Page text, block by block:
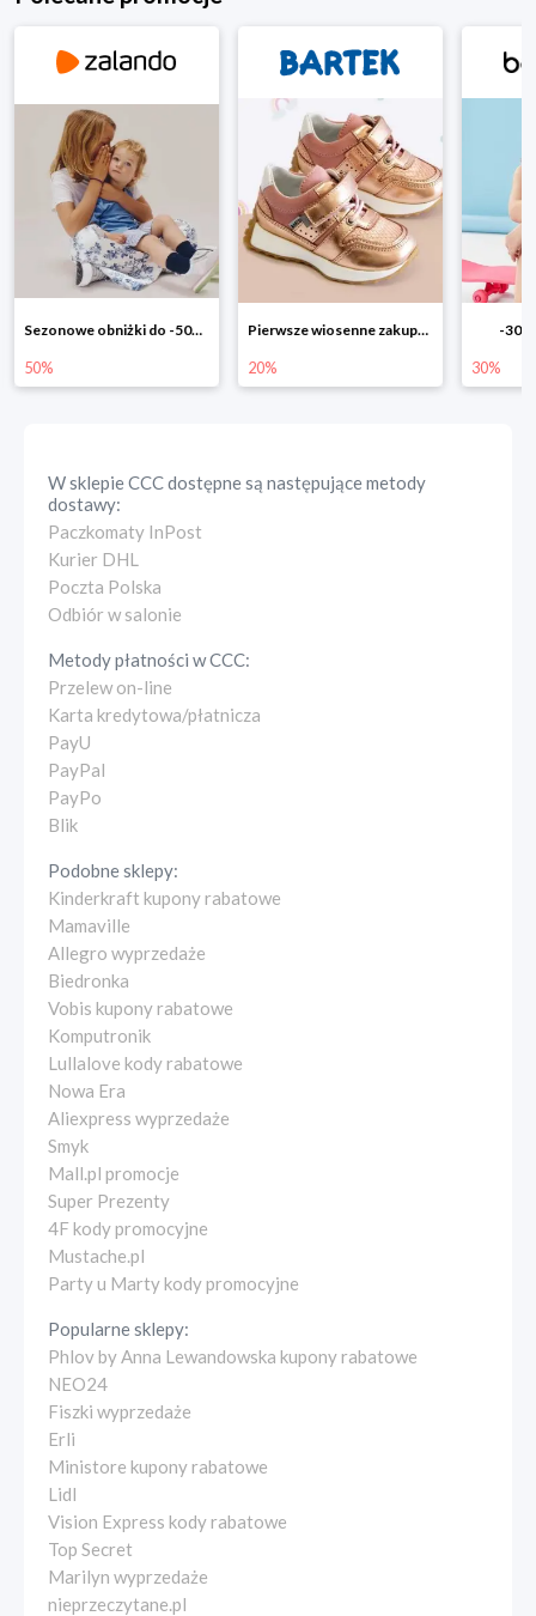
Pierwsze wiosenne zakupy -20%
20%
-30% na wszystko!!
30%
-40%
40%
W sklepieCCCdostępne są następujące metody
dostawy:
Paczkomaty InPost
Kurier DHL
Poczta Polska
Odbiór w salonie
Metody płatności wCCC:
Przelew on-line
Karta kredytowa/płatnicza
PayU
PayPal
PayPo
Blik
Podobne sklepy:
Kinderkraft kupony rabatowe
Mamaville
Allegro wyprzedaże
Biedronka
Vobis kupony rabatowe
Komputronik
Lullalove kody rabatowe
Nowa Era
Aliexpress wyprzedaże
Smyk
Mall.pl promocje
Super Prezenty
4F kody promocyjne
Mustache.pl
Party u Marty kody promocyjne
Popularne sklepy:
Phlov by Anna Lewandowska kupony rabatowe
NEO24
Fiszki wyprzedaże
Erli
Ministore kupony rabatowe
Lidl
Vision Express kody rabatowe
Top Secret
Marilyn wyprzedaże
nieprzeczytane.pl